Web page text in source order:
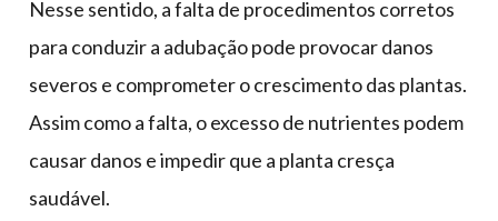
Nesse sentido, a falta de procedimentos corretos
para conduzir a adubação pode provocar danos
severos e comprometer o crescimento das plantas.
Assim como a falta, o excesso de nutrientes podem
causar danos e impedir que a planta cresça
saudável.